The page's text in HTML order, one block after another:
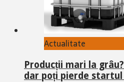
Actualitate
Producții mari la
dar poți pierde